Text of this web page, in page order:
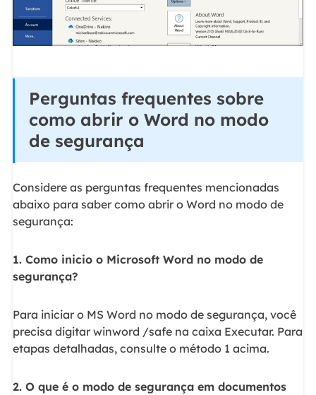
Perguntas frequentes sobre
como abrir o Word no modo
de segurança
Considere as perguntas frequentes mencionadas
abaixo para saber como abrir o Word no modo de
segurança:
1. Como inicio o Microsoft Word no modo de
segurança?
Para iniciar o MS Word no modo de segurança, você
precisa digitar winword /safe na caixa Executar. Para
etapas detalhadas, consulte o método 1 acima.
2. O que é o modo de segurança em documentos